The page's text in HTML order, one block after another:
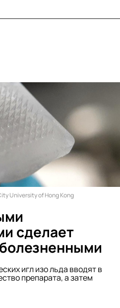
University of Hong Kong
сделает
игл изо льда вводят в
препарата, а затем